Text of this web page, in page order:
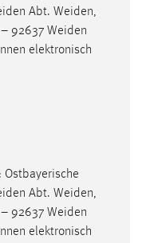
Abt. Weiden,
92637 Weiden
elektronisch
Abt. Weiden,
92637 Weiden
elektronisch
in diesem Cookie
der Website.